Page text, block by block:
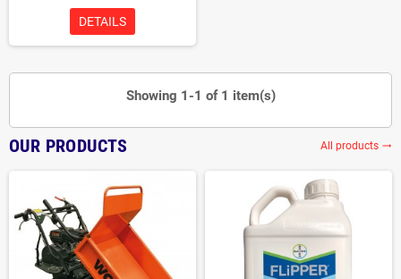
DETAILS
Showing 1-1 of 1 item(s)
OUR PRODUCTS All products trending_flat